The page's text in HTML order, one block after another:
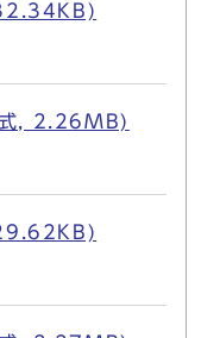
, 2.26MB)